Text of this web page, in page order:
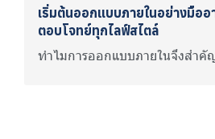
เริ่มต้นออกแบบภายในอย่างมือ
ตอบโจทย์ทุกไลฟ์สไตล์
ทำไมการออกแบบภายในจึงสำ